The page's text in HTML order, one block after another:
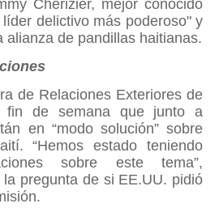
Chérizier, mejor conocido
delictivo más poderoso" y
alianza de pandillas haitianas.
de Relaciones Exteriores de
fin de semana que junto a
en “modo solución” sobre
“Hemos estado teniendo
sobre este tema”,
pregunta de si EE.UU. pidió